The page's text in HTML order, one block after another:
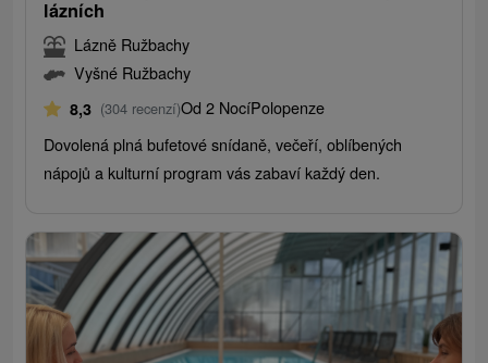
lázních
Lázně Ružbachy
Vyšné Ružbachy
8,3 (304 recenzí)Od 2 NocíPolopenze
Dovolená plná bufetové snídaně, večeří, oblíbených
nápojů a kulturní program vás zabaví každý den.